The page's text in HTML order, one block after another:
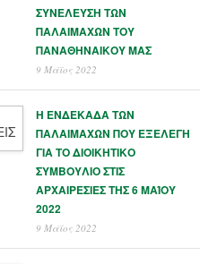
ΣΥΝΕΛΕΥΣΗ ΤΩΝ
ΠΑΛΑΙΜΑΧΩΝ ΤΟΥ
ΠΑΝΑΘΗΝΑΙΚΟΥ ΜΑΣ
9 Μάϊος 2022
Η ΕΝΔΕΚΑΔΑ ΤΩΝ
ΠΑΛΑΙΜΑΧΩΝ ΠΟΥ ΕΞΕΛΕΓΗ
ΓΙΑ ΤΟ ΔΙΟΙΚΗΤΙΚΟ
ΣΥΜΒΟΥΛΙΟ ΣΤΙΣ
ΑΡΧΑΙΡΕΣΙΕΣ ΤΗΣ 6 ΜΑΊΟΥ
2022
9 Μάϊος 2022